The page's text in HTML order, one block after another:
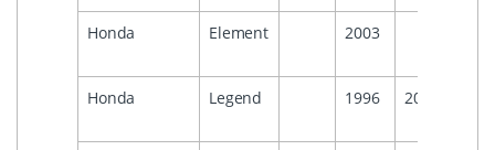
Honda Element 2003
Honda Legend 1996 2000